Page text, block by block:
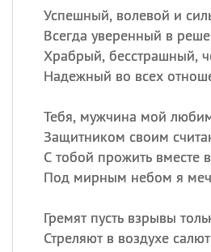
Успешный, волевой и
Всегда уверенный в
Храбрый, бесстрашный,
Надежный во всех
Тебя, мужчина мой
Защитником своим
С тобой прожить вместе
Под мирным небом я
Гремят пусть взрывы
Стреляют в воздухе